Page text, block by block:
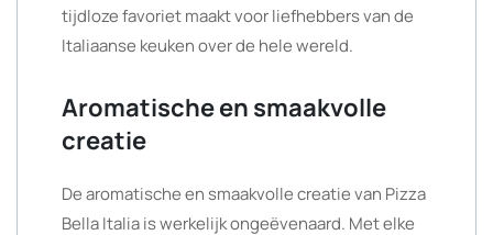
tijdloze favoriet maakt voor liefhebbers van de
Italiaanse keuken over de hele wereld.
Aromatische en smaakvolle
creatie
De aromatische en smaakvolle creatie van Pizza
Bella Italia is werkelijk ongeëvenaard. Met elke